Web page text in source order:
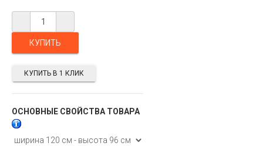
ОСНОВНЫЕ СВОЙСТВА ТОВАРА
КУПИТЬ В 1 КЛИК